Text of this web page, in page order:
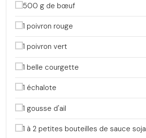
500 g de bœuf
1 poivron rouge
1 poivron vert
1 belle courgette
1 échalote
1 gousse d'ail
1 à 2 petites bouteilles de sauce soja